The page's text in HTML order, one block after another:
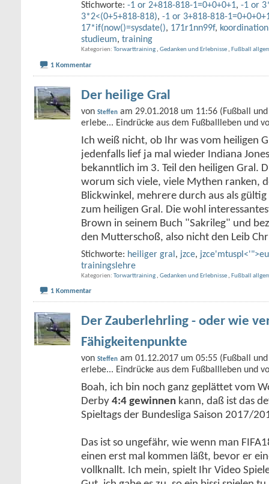
Stichworte: -1 or 2+818-818-1=0+0+0+1, -1 or
3*2<(0+5+818-818), -1 or 3+818-818-
17*if(now()=sysdate(), 171r1nn99f, koordination
studieum, training
Kategorien Torwarttraining , Gedanken und Erlebnisse , Fußball
1 Kommentar
Der heilige Gral
von Steffen am 29.01.2018 um 11:56 (Fußball
erlebe... Eindrücke aus dem Fußballleben und
Ich weiß nicht, ob Ihr was vom heiligen
jedenfalls lief ja mal wieder Indiana
bekanntlich im 3. Teil den heiligen Gral.
worum sich viele, viele Mythen ranken,
Blickwinkel, mehrere durch aus als
zum heiligen Gral. Die wohl
Brown in seinem Buch "Sakrileg" und
den Mutterschoß, also nicht den Leib
Stichworte: heiliger gral , jzce,
trainingslehre
Kategorien Torwarttraining , Gedanken und Erlebnisse , Fußball
1 Kommentar
Der Zauberlehrling - oder wie
Fähigkeitenpunkte
von Steffen am 01.12.2017 um 05:55 (Fußball
erlebe... Eindrücke aus dem Fußballleben und
Boah, ich bin noch ganz geplättet vom
Derby 4:4 gewinnen kann, daß ist das
Spieltags der Bundesliga Saison 2017/
Das ist so ungefähr, wie wenn man
einen erst mal kommen läßt, bevor er
vollknallt. Ich mein, spielt Ihr Video